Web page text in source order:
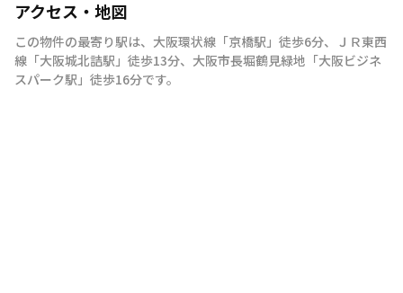
アクセス・地図
この物件の最寄り駅は、 大阪環状線 「京橋駅 」 徒歩6分、
ＪＲ東西
線 「大阪城北詰駅 」 徒歩13分、 大阪市長堀鶴見緑地 「大阪ビジネ
スパーク駅 」 徒歩16分です。